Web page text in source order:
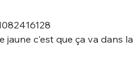
c'est que ça va dans la